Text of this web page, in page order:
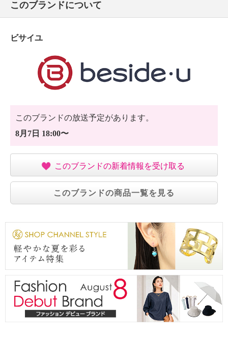
【サイズ】
・約縦２４ｃｍ×最大横３３ｃｍ×マチ１３ｃｍ
【重さ】
・約５１０ｇ
【個体差あり】
・個体差あり
【原産国（地）】
このブランドについて
ビサイユ
このブランドの放送予定があります。
8月7日 18:00〜
このブランドの新着情報を受け取る
このブランドの商品一覧を見る